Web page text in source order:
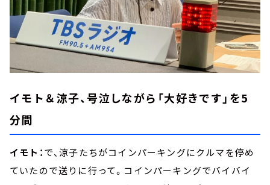
イモト＆涼子、号泣しながら「大好きです」を5
分間
イモト：で、涼子たちがコインパーキングにクルマを停め
ていたので送りに行って。コインパーキングでバイバイ